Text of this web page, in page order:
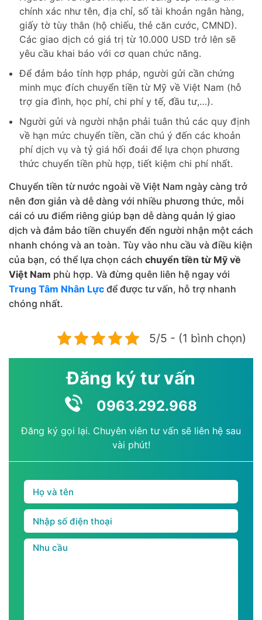
chính xác như tên, địa chỉ, số tài khoản ngân hàng,
giấy tờ tùy thân (hộ chiếu, thẻ căn cước, CMND).
Các giao dịch có giá trị từ 10.000 USD trở lên sẽ
yêu cầu khai báo với cơ quan chức năng.
Để đảm bảo tính hợp pháp, người gửi cần chứng
minh mục đích chuyển tiền từ Mỹ về Việt Nam (hỗ
trợ gia đình, học phí, chi phí y tế, đầu tư,…).
Người gửi và người nhận phải tuân thủ các quy định
về hạn mức chuyển tiền, cần chú ý đến các khoản
phí dịch vụ và tỷ giá hối đoái để lựa chọn phương
thức chuyển tiền phù hợp, tiết kiệm chi phí nhất.
Chuyển tiền từ nước ngoài về Việt Nam ngày càng trở
nên đơn giản và dễ dàng với nhiều phương thức, mỗi
cái có ưu điểm riêng giúp bạn dễ dàng quản lý giao
dịch và đảm bảo tiền chuyển đến người nhận một cách
nhanh chóng và an toàn. Tùy vào nhu cầu và điều kiện
của bạn, có thể lựa chọn cách chuyển tiền từ Mỹ về
Việt Nam phù hợp. Và đừng quên liên hệ ngay với
Trung Tâm Nhân Lực để được tư vấn, hỗ trợ nhanh
chóng nhất.
5/5 - (1 bình chọn)
Đăng ký tư vấn
0963.292.968
Đăng ký gọi lại. Chuyên viên tư vấn sẽ liên hệ sau
vài phút!